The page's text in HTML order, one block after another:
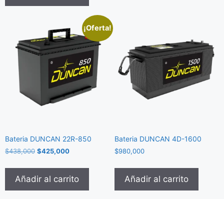
¡Oferta!
Bateria DUNCAN 22R-850
$438,000 $425,000
Añadir al carrito
Bateria DUNCAN 4D-1600
$980,000
Añadir al carrito